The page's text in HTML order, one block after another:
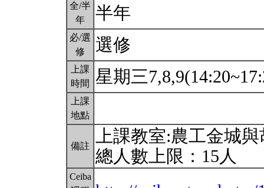
全/半
年
半年
必/選
修
選修
上課
時間
星期三
上課
地點
備註
上課教室:農工金城
總人數上限：15人
Ceiba